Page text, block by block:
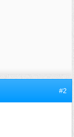
#2